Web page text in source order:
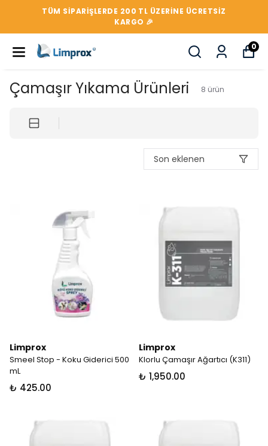
TÜM SIPARIŞLERDE 200 TL ÜZERİNE ÜCRETSİZ
KARGO 🎉
0
Çamaşır Yıkama Ürünleri 8 ürün
Son eklenen
Limprox
Smeel Stop - Koku Giderici 500
mL
₺ 425.00
Limprox
Klorlu Çamaşır Ağartıcı (K311)
₺ 1,950.00